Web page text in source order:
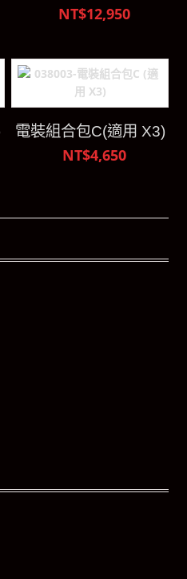
NT$12,950
電裝組合包C(適用 X3)
NT$4,650